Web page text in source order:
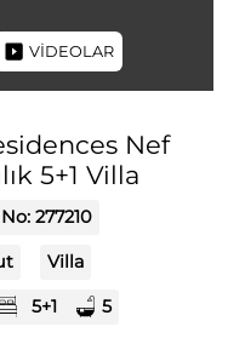
VİDEOLAR
Nef
5+1 Villa
277210
Villa
5+1 5